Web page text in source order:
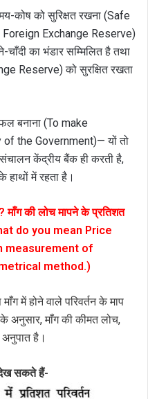
कोष को सुरिक्षत रखना (Safe
Exchange Reserve)
का भंडार सम्मिलित है तथा
Reserve) को सुरक्षित रखता
बनाना (To make
the Government)— यों तो
केंद्रीय बैंक ही करती है,
हाथों में रहता है।
की लोच मापने के प्रतिशत
do you mean Price
measurement of
method.)
में होने वाले परिवर्तन के माप
अनुसार, माँग की कीमत लोच,
अनुपात है।
सकते हैं-